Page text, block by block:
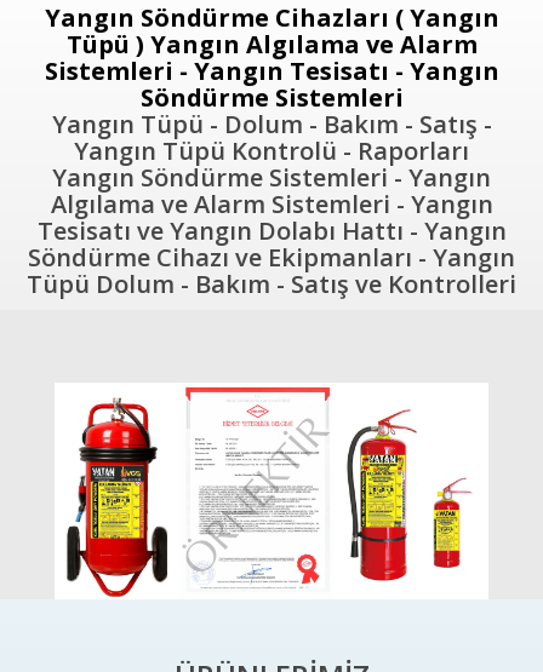
Yangın Söndürme Cihazları ( Yangın
Tüpü ) Yangın Algılama ve Alarm
Sistemleri - Yangın Tesisatı - Yangın
Söndürme Sistemleri
Yangın Tüpü - Dolum - Bakım - Satış -
Yangın Tüpü Kontrolü - Raporları
Yangın Söndürme Sistemleri - Yangın
Algılama ve Alarm Sistemleri - Yangın
Tesisatı ve Yangın Dolabı Hattı - Yangın
Söndürme Cihazı ve Ekipmanları - Yangın
Tüpü Dolum - Bakım - Satış ve Kontrolleri